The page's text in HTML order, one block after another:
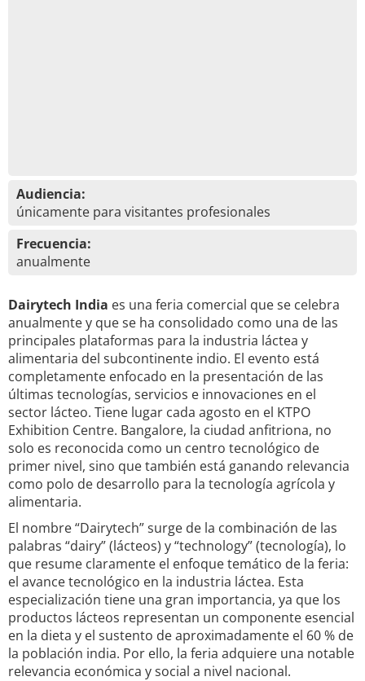
Audiencia:
únicamente para visitantes profesionales
Frecuencia:
anualmente
Dairytech India es una feria comercial que se celebra
anualmente y que se ha consolidado como una de las
principales plataformas para la industria láctea y
alimentaria del subcontinente indio. El evento está
completamente enfocado en la presentación de las
últimas tecnologías, servicios e innovaciones en el
sector lácteo. Tiene lugar cada agosto en el KTPO
Exhibition Centre. Bangalore, la ciudad anfitriona, no
solo es reconocida como un centro tecnológico de
primer nivel, sino que también está ganando relevancia
como polo de desarrollo para la tecnología agrícola y
alimentaria.
El nombre “Dairytech” surge de la combinación de las
palabras “dairy” (lácteos) y “technology” (tecnología), lo
que resume claramente el enfoque temático de la feria:
el avance tecnológico en la industria láctea. Esta
especialización tiene una gran importancia, ya que los
productos lácteos representan un componente esencial
en la dieta y el sustento de aproximadamente el 60 % de
la población india. Por ello, la feria adquiere una notable
relevancia económica y social a nivel nacional.